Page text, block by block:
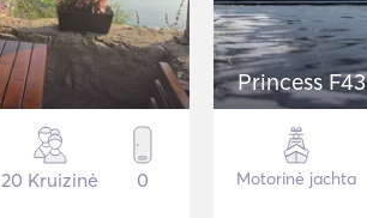
20 Kruizinė 0
Princess F43
Motorinė jachta